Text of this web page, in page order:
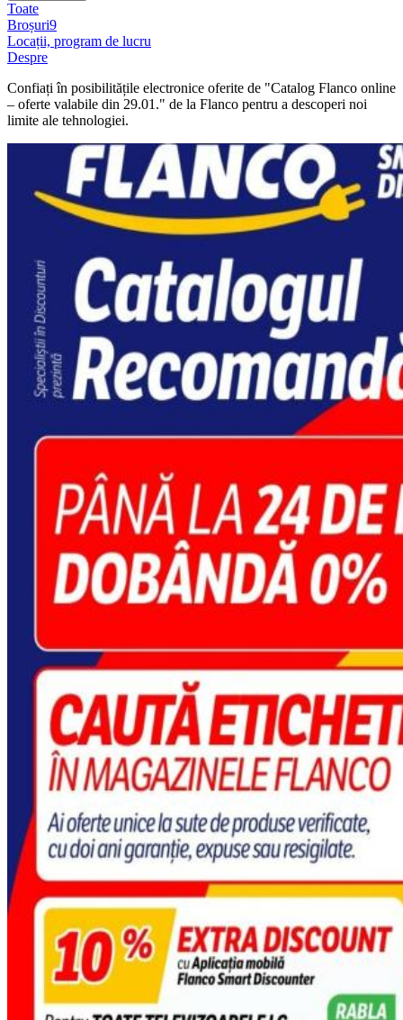
Toate
Broșuri9
Locații, program de lucru
Despre
Confiați în posibilitățile electronice oferite de "Catalog Flanco online
– oferte valabile din 29.01." de la Flanco pentru a descoperi noi
limite ale tehnologiei.